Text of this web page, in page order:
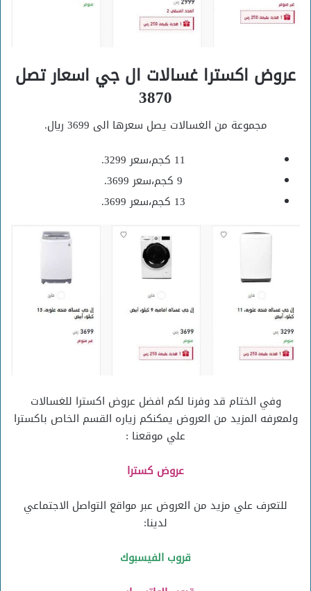
عروض اكسترا غسالات ال جي اسعار تصل
3870
مجموعة من الغسالات يصل سعرها الى 3699 ريال.
11 كجم،سعر 3299.
9 كجم،سعر 3699.
13 كجم،سعر 3699.
وفي الختام قد وفرنا لكم افضل عروض اكسترا للغسالات
ولمعرفه المزيد من العروض يمكنكم زياره القسم الخاص باكسترا
علي موقعنا :
عروض كسترا
للتعرف علي مزيد من العروض عبر مواقع التواصل الاجتماعي
لدينا:
قروب الفيسبوك